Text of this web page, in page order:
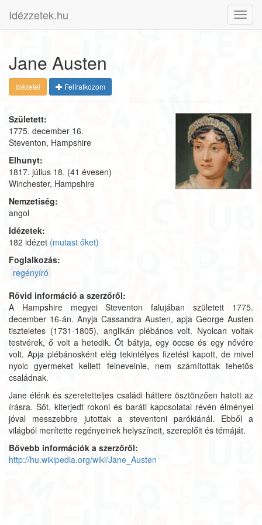
Idézzetek.hu
Jane Austen
Idézetei Felíratkozom
Született:
1775. december 16.
Steventon, Hampshire
Elhunyt:
1817. július 18. (41 évesen)
Winchester, Hampshire
Nemzetiség:
angol
Idézetek:
182 idézet (mutast őket)
Foglalkozás:
regényíró
Rövid információ a szerzőről:
A Hampshire megyei Steventon falujában született 1775.
december 16-án. Anyja Cassandra Austen, apja George Austen
tiszteletes (1731-1805), anglikán plébános volt. Nyolcan voltak
testvérek, ő volt a hetedik. Öt bátyja, egy öccse és egy nővére
volt. Apja plébánosként elég tekintélyes fizetést kapott, de mivel
nyolc gyermeket kellett felnevelnie, nem számítottak tehetős
családnak.
Jane élénk és szeretetteljes családi háttere ösztönzően hatott az
írásra. Sőt, kiterjedt rokoni és baráti kapcsolatai révén élményei
jóval messzebbre jutottak a steventoni parókiánál. Ebből a
világból merítette regényeinek helyszíneit, szereplőit és témáját.
Bővebb információk a szerzőről:
http://hu.wikipedia.org/wiki/Jane_Austen